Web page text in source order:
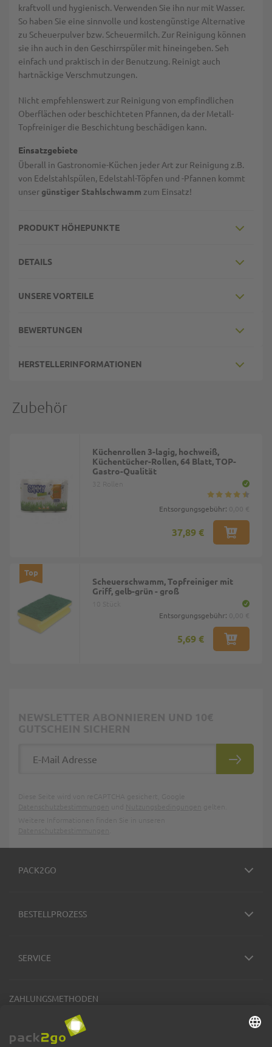
kraftvoll und hygienisch. Verwenden Sie ihn nur mit Wasser.
So haben Sie eine sinnvolle und kostengünstige Alternative
zu Scheuerpulver bzw. Scheuermilch. Zur Reinigung können
sie ihn auch in den Geschirrspüler mit hineingeben. Seh
einfach und praktisch in der Benutzung. Reinigt auch
hartnäckige Verschmutzungen.
Nicht empfehlenswert zur Reinigung von empfindlichen
Oberflächen oder beschichteten Pfannen, da der Metall-
Topfreiniger die Beschichtung beschädigen kann.
Einsatzgebiete
Überall in Gastronomie-Küchen jeder Art zur Reinigung z.B.
von Edelstahlspülen, Edelstahl-Töpfen und -Pfannen kommt
unser günstiger Stahlschwamm zum Einsatz!
PRODUKT HÖHEPUNKTE
DETAILS
UNSERE VORTEILE
BEWERTUNGEN
HERSTELLERINFORMATIONEN
Zubehör
Küchenrollen 3-lagig, hochweiß,
Küchentücher-Rollen, 64 Blatt, TOP-
Gastro-Qualität
Entsorgungsgebühr:
37,89 €
Top
Scheuerschwamm, Topfreiniger mit
Griff, gelb-grün - groß
Entsorgungsgebühr:
5,69 €
PACK2GO
BESTELLPROZESS
SERVICE
ZAHLUNGSMETHODEN